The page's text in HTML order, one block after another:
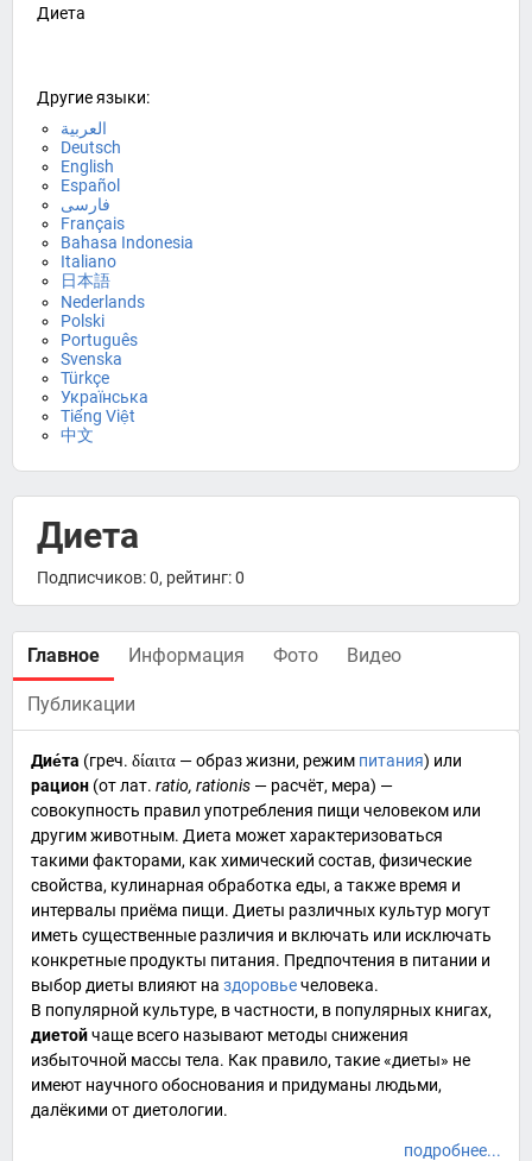
Диета
Другие языки:
العربية
Deutsch
English
Español
فارسی
Français
Bahasa Indonesia
Italiano
日本語
Nederlands
Polski
Português
Svenska
Türkçe
Українська
Tiếng Việt
中文
Диета
Подписчиков: 0, рейтинг: 0
Главное Информация Фото Видео
Публикации
Дие́та (греч. δίαιτα —образ жизни, режим питания) или
рацион (отлат. ratio, rationis — расчёт, мера) —
совокупность правил употребления пищи человеком или
другимживотным. Диета может характеризоваться
такими факторами, как химический состав, физические
свойства, кулинарная обработка еды, а также время и
интервалы приёма пищи. Диеты различных культур могут
иметь существенные различия и включать или исключать
конкретные продукты питания. Предпочтения в питании и
выбор диеты влияют на здоровьечеловека.
В популярной культуре, в частности, в популярных книгах,
диетойчаще всего называют методы снижения
избыточной массы тела. Как правило, такие «диеты» не
имеют научного обоснования и придуманы людьми,
далёкими от диетологии.
подробнее...